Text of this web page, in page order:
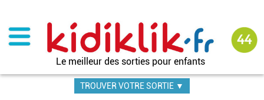
contenu
principal
Le meilleur des sorties pour enfants
TROUVER VOTRE SORTIE ▼